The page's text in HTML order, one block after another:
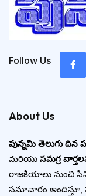
Follow Us
About Us
పున్నమి తెలుగు దిన
మరియు సమగ్ర
రాజకీయాలు నుంచి
సమాచారం